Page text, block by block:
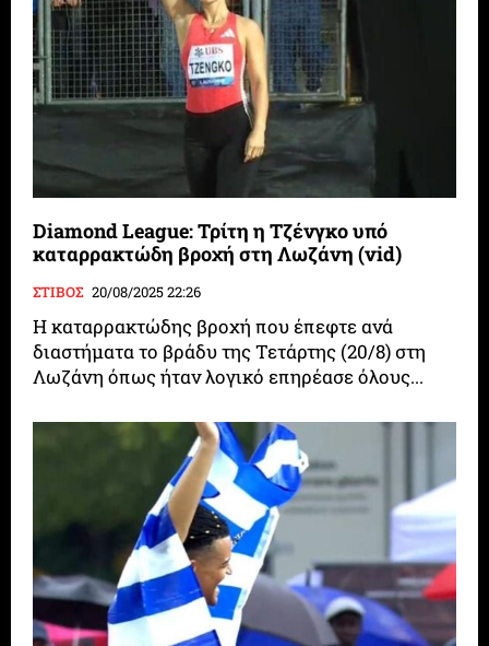
Diamond League: Τρίτη η Τζένγκο υπό
καταρρακτώδη βροχή στη Λωζάνη (vid)
ΣΤΙΒΟΣ 20/08/2025 22:26
Η καταρρακτώδης βροχή που έπεφτε ανά
διαστήματα το βράδυ της Τετάρτης (20/8) στη
Λωζάνη όπως ήταν λογικό επηρέασε όλους...